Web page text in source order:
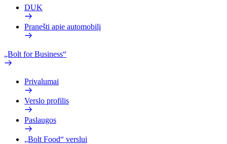
DUK
Pranešti apie automobilį
„Bolt for Business“
Privalumai
Verslo profilis
Paslaugos
„Bolt Food“ verslui